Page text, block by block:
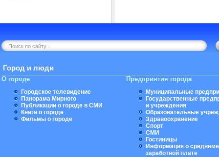
Город и люди
О городе
Городское телевидение
Панорама Мирного
Публикации о городе в СМИ
Книги о городе
Фильмы о городе
Предприятия города
Муниципальные
Государственные
и учреждения
Образовательные
Здравоохранение
Спорт
СМИ
Гостиницы
Информация о
заработной плате